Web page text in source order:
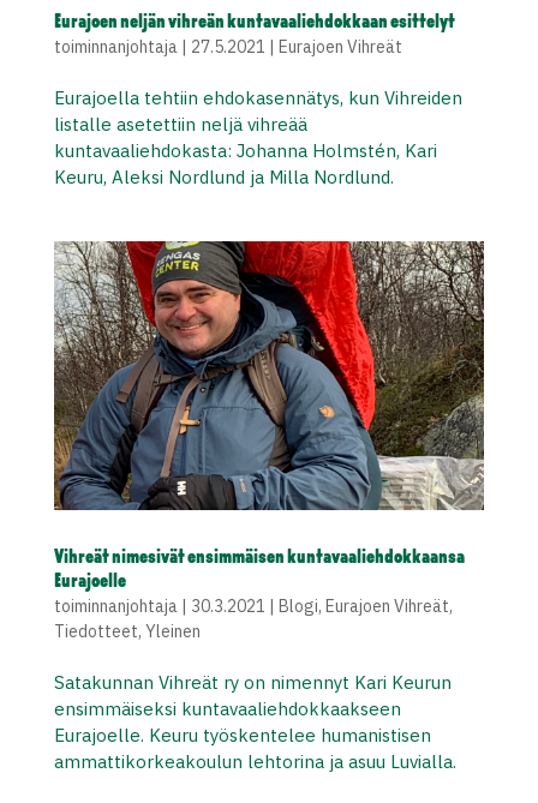
Eurajoen neljän vihreän kuntavaaliehdokkaan esittelyt
toiminnanjohtaja| 27.5.2021 | Eurajoen Vihreät
Eurajoella tehtiin ehdokasennätys, kun Vihreiden
listalle asetettiin neljä vihreää
kuntavaaliehdokasta: Johanna Holmstén, Kari
Keuru, Aleksi Nordlund ja Milla Nordlund.
Vihreät nimesivät ensimmäisen kuntavaaliehdokkaansa
Eurajoelle
toiminnanjohtaja| 30.3.2021 | Blogi, Eurajoen Vihreät,
Tiedotteet, Yleinen
Satakunnan Vihreät ry on nimennyt Kari Keurun
ensimmäiseksi kuntavaaliehdokkaakseen
Eurajoelle. Keuru työskentelee humanistisen
ammattikorkeakoulun lehtorina ja asuu Luvialla.